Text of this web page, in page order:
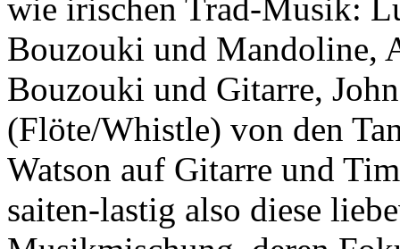
wie irischen Trad-Musik:
Bouzouki und Mandoline,
Bouzouki und Gitarre,
(Flöte/Whistle) von den
Watson auf Gitarre und
saiten-lastig also diese